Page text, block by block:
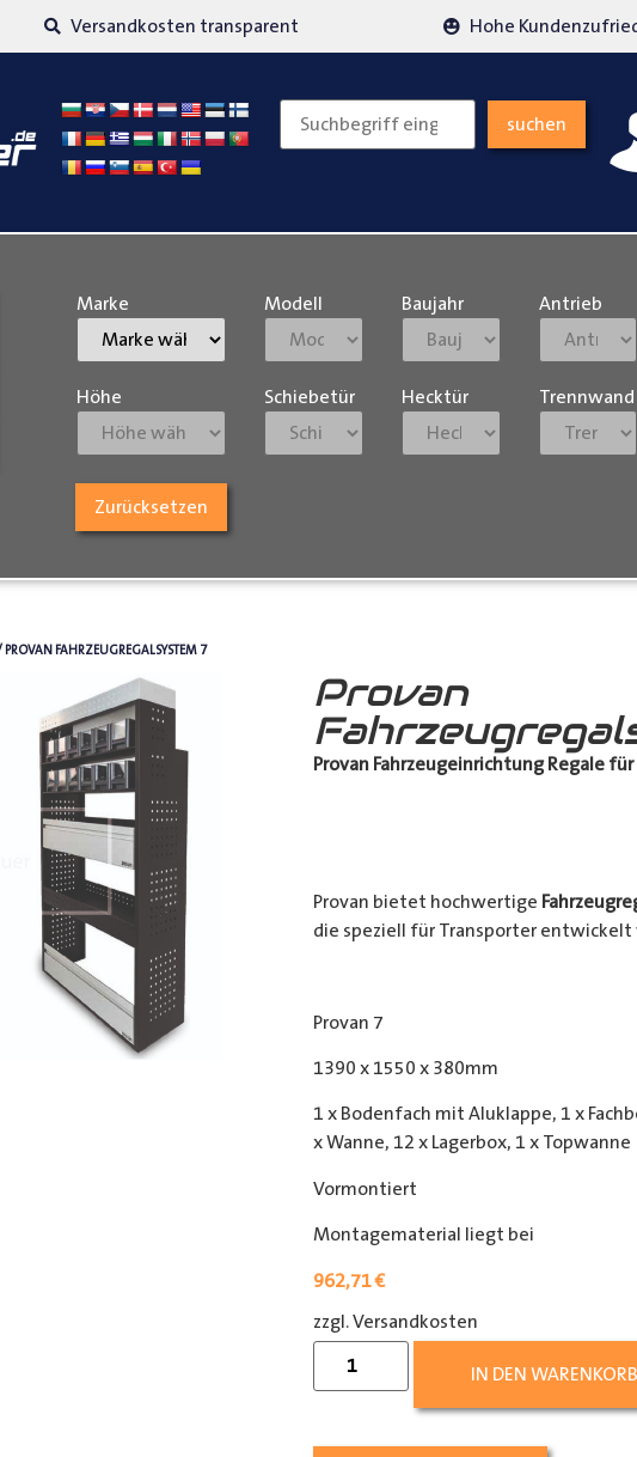
Versandkosten transparent Hohe
suchen
Marke Modell Baujahr Antrieb
Höhe Schiebetür Hecktür Trennwand
Zurücksetzen
FAHRZEUGREGALSYSTEM 7
Provan
Provan Fahrzeugeinrichtung Regale
Provan bietet hochwertige
die speziell für Transporter entwickelt
Provan 7
1390 x 1550 x 380mm
1 x Bodenfach mit Aluklappe, 1 x
x Wanne, 12 x Lagerbox, 1 x Topwanne
Vormontiert
Montagematerial liegt bei
962,71€
zzgl. Versandkosten
IN DEN WARENKORB